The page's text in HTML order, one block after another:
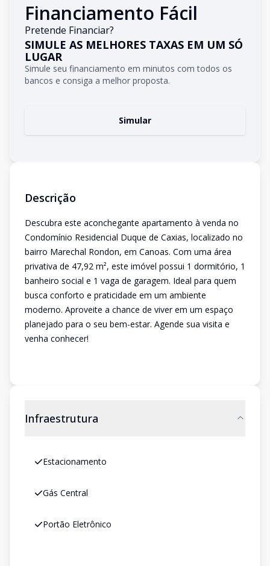
Financiamento Fácil
Pretende Financiar?
SIMULE AS MELHORES TAXAS EM UM SÓ
LUGAR
Simule seu financiamento em minutos com todos os
bancos e consiga a melhor proposta.
Simular
Descrição
Descubra este aconchegante apartamento à venda no
Condomínio Residencial Duque de Caxias, localizado no
bairro Marechal Rondon, em Canoas. Com uma área
privativa de 47,92 m², este imóvel possui 1 dormitório, 1
banheiro social e 1 vaga de garagem. Ideal para quem
busca conforto e praticidade em um ambiente
moderno. Aproveite a chance de viver em um espaço
planejado para o seu bem-estar. Agende sua visita e
venha conhecer!
Infraestrutura
Estacionamento
Gás Central
Portão Eletrônico